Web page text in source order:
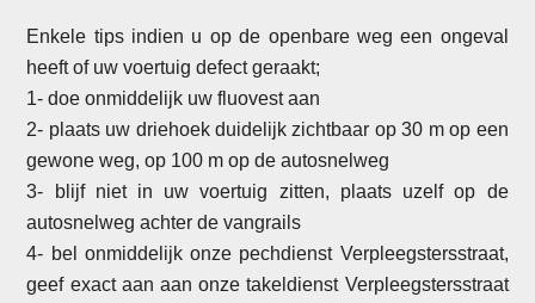
Enkele tips indien u op de openbare weg een ongeval
heeft of uw voertuig defect geraakt;
1- doe onmiddelijk uw fluovest aan
2- plaats uw driehoek duidelijk zichtbaar op 30 m op een
gewone weg, op 100 m op de autosnelweg
3- blijf niet in uw voertuig zitten, plaats uzelf op de
autosnelweg achter de vangrails
4- bel onmiddelijk onze pechdienst Verpleegstersstraat,
geef exact aan aan onze takeldienst Verpleegstersstraat